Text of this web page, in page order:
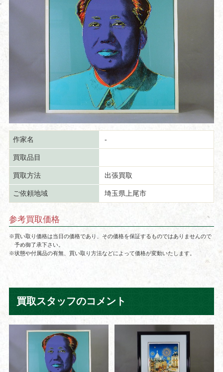
作家名 -
買取品目
買取方法 出張買取
ご依頼地域 埼玉県上尾市
参考買取価格
※買い取り価格は当日の価格であり、その価格を保証するものではありませんので
予め御了承下さい。
※状態や付属品の有無、買い取り方法などによって価格が変動いたします。
買取スタッフのコメント